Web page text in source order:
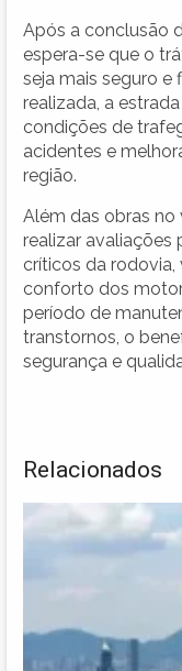
Após a conclusão
espera-se que o
seja mais seguro e
realizada, a
condições de
acidentes e
região.
Além das obras no
realizar avaliações
críticos da rodovia,
conforto dos
período de
transtornos, o
segurança e
Relacionados